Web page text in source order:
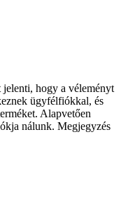
jelenti, hogy a véleményt
ügyfélfiókkal, és
Alapvetően
nálunk. Megjegyzés